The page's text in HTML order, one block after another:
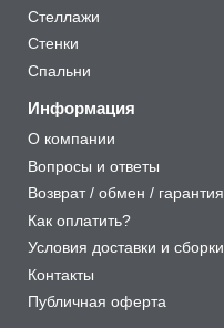
Стеллажи
Стенки
Спальни
Информация
О компании
Вопросы и ответы
Возврат / обмен / гарантия
Как оплатить?
Условия доставки и сборки
Контакты
Публичная оферта